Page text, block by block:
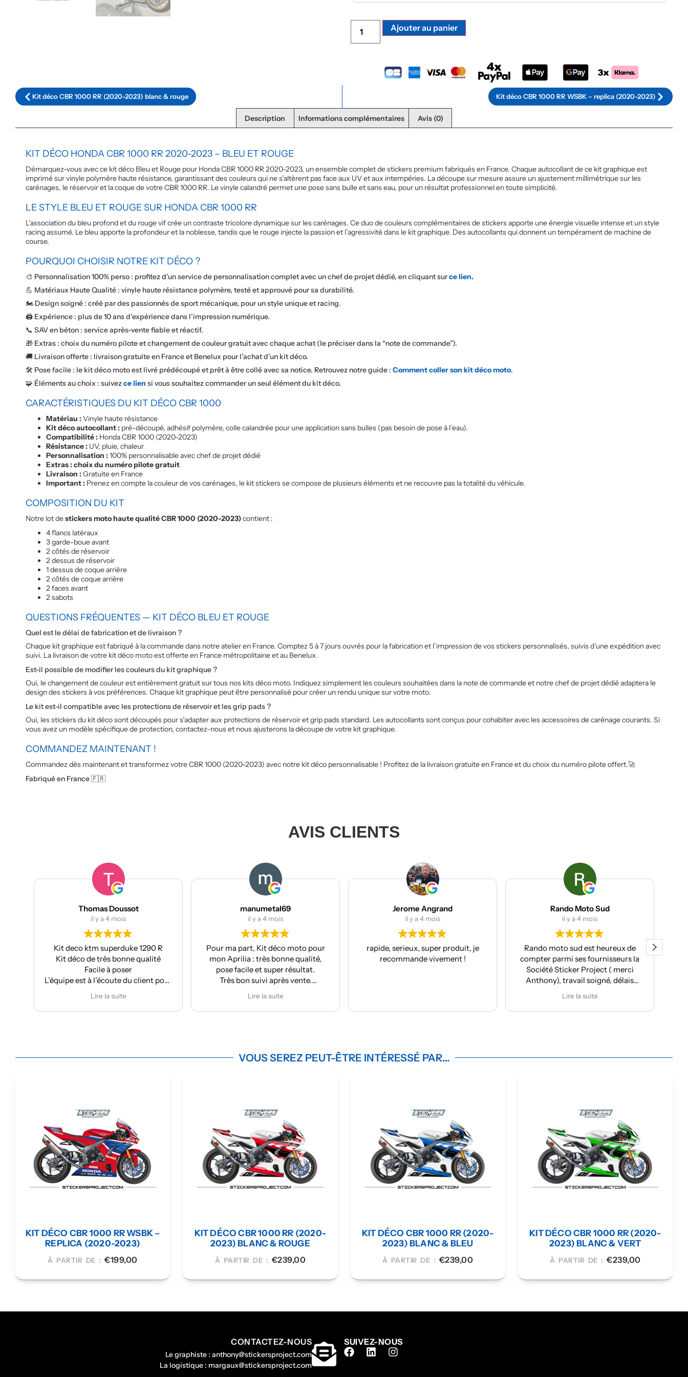
Ajouter au panier
Kit déco CBR 1000 RR (2020-2023) blanc & rouge Kit déco CBR 1000 RR WSBK – replica (2020-2023)
Description Informations complémentaires Avis (0)
KIT DÉCO HONDA CBR 1000 RR 2020-2023 – BLEU ET ROUGE
Démarquez-vous avec ce kit déco Bleu et Rouge pour Honda CBR 1000 RR 2020-2023, un ensemble complet de stickers premium fabriqués en France. Chaque autocollant de ce kit graphique est
imprimé sur vinyle polymère haute résistance, garantissant des couleurs qui ne s’altèrent pas face aux UV et aux intempéries. La découpe sur mesure assure un ajustement millimétrique sur les
carénages, le réservoir et la coque de votre CBR 1000 RR. Le vinyle calandré permet une pose sans bulle et sans eau, pour un résultat professionnel en toute simplicité.
LE STYLE BLEU ET ROUGE SUR HONDA CBR 1000 RR
L’association du bleu profond et du rouge vif crée un contraste tricolore dynamique sur les carénages. Ce duo de couleurs complémentaires de stickers apporte une énergie visuelle intense et un style
racing assumé. Le bleu apporte la profondeur et la noblesse, tandis que le rouge injecte la passion et l’agressivité dans le kit graphique. Des autocollants qui donnent un tempérament de machine de
course.
POURQUOI CHOISIR NOTRE KIT DÉCO ?
🎨 Personnalisation 100% perso : profitez d’un service de personnalisation complet avec un chef de projet dédié, en cliquant surce lien.
💪 Matériaux Haute Qualité : vinyle haute résistance polymère, testé et approuvé pour sa durabilité.
🏍️ Design soigné : créé par des passionnés de sport mécanique, pour un style unique et racing.
🖨️ Expérience : plus de 10 ans d’expérience dans l’impression numérique.
📞 SAV en béton : service après-vente fiable et réactif.
🎁 Extras : choix du numéro pilote et changement de couleur gratuit avec chaque achat (le préciser dans la “note de commande”).
🚚 Livraison offerte : livraison gratuite en France et Benelux pour l’achat d’un kit déco.
🛠️ Pose facile : le kit déco moto est livré prédécoupé et prêt à être collé avec sa notice. Retrouvez notre guide : Comment coller son kit déco moto.
🧩 Éléments au choix : suivezce lien si vous souhaitez commander un seul élément du kit déco.
CARACTÉRISTIQUES DU KIT DÉCO CBR 1000
Matériau :Vinyle haute résistance
Kit déco autocollant : pré-découpé, adhésif polymère, colle calandrée pour une application sans bulles (pas besoin de pose à l’eau).
Compatibilité : Honda CBR 1000 (2020-2023)
Résistance : UV, pluie, chaleur
Personnalisation :100% personnalisable avec chef de projet dédié
Extras : choix du numéro pilote gratuit
Livraison :Gratuite en France
Important : Prenez en compte la couleur de vos carénages, le kit stickers se compose de plusieurs éléments et ne recouvre pas la totalité du véhicule.
COMPOSITION DU KIT
Notre lot destickers moto haute qualité CBR 1000 (2020-2023)contient :
4 flancs latéraux
3 garde-boue avant
2 côtés de réservoir
2 dessus de réservoir
1 dessus de coque arrière
2 côtés de coque arrière
2 faces avant
2 sabots
QUESTIONS FRÉQUENTES — KIT DÉCO BLEU ET ROUGE
Quel est le délai de fabrication et de livraison ?
Chaque kit graphique est fabriqué à la commande dans notre atelier en France. Comptez 5 à 7 jours ouvrés pour la fabrication et l’impression de vos stickers personnalisés, suivis d’une expédition avec
suivi. La livraison de votre kit déco moto est offerte en France métropolitaine et au Benelux.
Est-il possible de modifier les couleurs du kit graphique ?
Oui, le changement de couleur est entièrement gratuit sur tous nos kits déco moto. Indiquez simplement les couleurs souhaitées dans la note de commande et notre chef de projet dédié adaptera le
design des stickers à vos préférences. Chaque kit graphique peut être personnalisé pour créer un rendu unique sur votre moto.
Le kit est-il compatible avec les protections de réservoir et les grip pads ?
Oui, les stickers du kit déco sont découpés pour s’adapter aux protections de réservoir et grip pads standard. Les autocollants sont conçus pour cohabiter avec les accessoires de carénage courants. Si
vous avez un modèle spécifique de protection, contactez-nous et nous ajusterons la découpe de votre kit graphique.
COMMANDEZ MAINTENANT !
Commandez dès maintenant et transformez votre CBR 1000 (2020-2023) avec notre kit déco personnalisable ! Profitez de la livraison gratuite en France et du choix du numéro pilote offert.🚀
Fabriqué en France 🇫🇷
AVIS CLIENTS
manumetal69
il y a 4 mois
Pour ma part, Kit déco moto pour
mon Aprilia : très bonne qualité,
pose facile et super résultat.
Très bon suivi après vente.
Lire la suite
Jerome Angrand
il y a 4 mois
rapide, serieux, super produit, je
recommande vivement !
Rando Moto Sud
il y a 4 mois
Rando moto sud est heureux de
compter parmi ses fournisseurs la
proposition de design
ma Moto Morini X-cape 650, j'ai
des 4 motos qui vont me servir pour
la saison 2026.
Une société pour le covering de vos
motos: Sticker Project à 100%
ACP groupe
il y a 4 mois
Client chez eux l’année dernière, j’ai
de nouveau fait appel à leurs
services cette année. Toujours aussi
professionnels, avec un excellent
prestation de grande qualité. Je
recommande vivement.
Lire la suite
VOUS SEREZ PEUT-ÊTRE INTÉRESSÉ PAR…
KIT DÉCO CBR 1000 RR WSBK –
REPLICA (2020-2023)
À PARTIR DE :€199,00
KIT DÉCO CBR 1000 RR (2020-
2023) BLANC & ROUGE
À PARTIR DE : €239,00
KIT DÉCO CBR 1000 RR (2020-
2023) BLANC & BLEU
À PARTIR DE : €239,00
KIT DÉCO CBR 1000 RR (2020-
2023) BLANC & VERT
À PARTIR DE :€239,00
CONTACTEZ-NOUS
Le graphiste : anthony@stickersproject.com
La logistique : margaux@stickersproject.com
SUIVEZ-NOUS